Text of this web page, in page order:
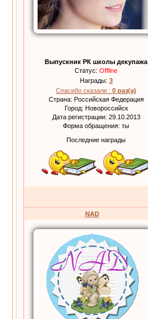
Выпускник РК школы декупажа
Статус: Offline
Награды: 3
Спасибо сказали : 0 раз(а)
Страна: Российская Федерация
Город: Новороссийск
Дата регистрации: 29.10.2013
Форма обращения: ты
Последние награды
NAD